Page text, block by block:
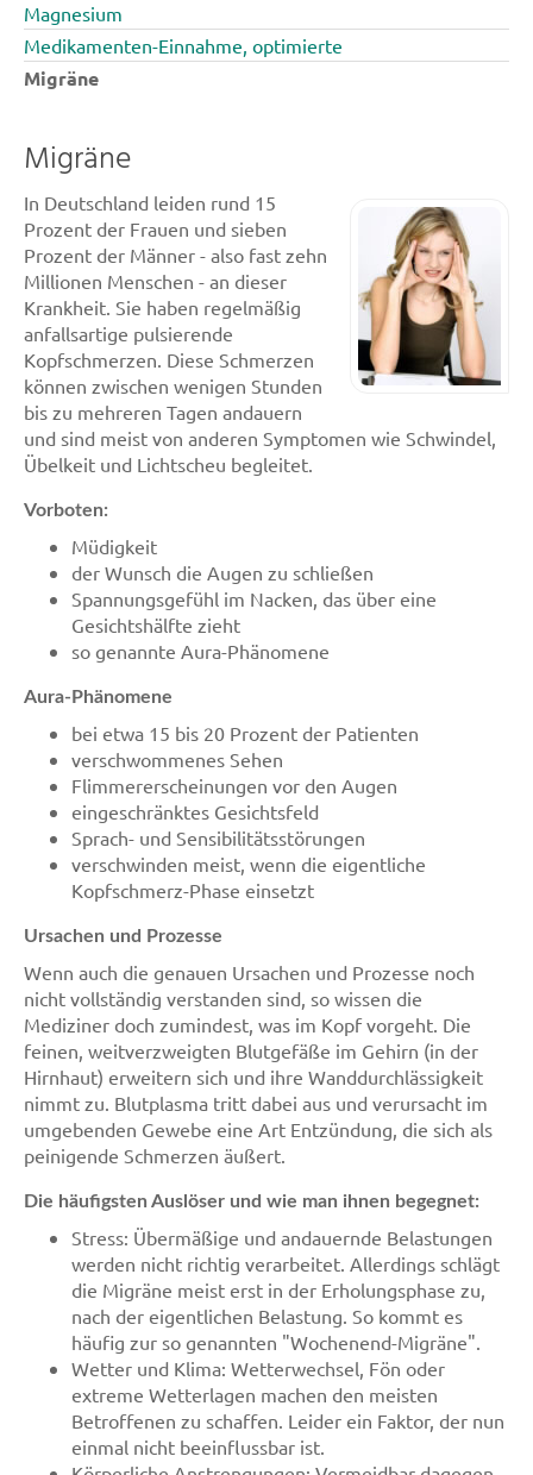
Magnesium
Medikamenten-Einnahme, optimierte
Migräne
Migräne
In Deutschland leiden rund 15
Prozent der Frauen und sieben
Prozent der Männer - also fast zehn
Millionen Menschen - an dieser
Krankheit. Sie haben regelmäßig
anfallsartige pulsierende
Kopfschmerzen. Diese Schmerzen
können zwischen wenigen Stunden
bis zu mehreren Tagen andauern
und sind meist von anderen Symptomen wie Schwindel,
Übelkeit und Lichtscheu begleitet.
Vorboten:
Müdigkeit
der Wunsch die Augen zu schließen
Spannungsgefühl im Nacken, das über eine
Gesichtshälfte zieht
so genannte Aura-Phänomene
Aura-Phänomene
bei etwa 15 bis 20 Prozent der Patienten
verschwommenes Sehen
Flimmererscheinungen vor den Augen
eingeschränktes Gesichtsfeld
Sprach- und Sensibilitätsstörungen
verschwinden meist, wenn die eigentliche
Kopfschmerz-Phase einsetzt
Ursachen und Prozesse
Wenn auch die genauen Ursachen und Prozesse noch
nicht vollständig verstanden sind, so wissen die
Mediziner doch zumindest, was im Kopf vorgeht. Die
feinen, weitverzweigten Blutgefäße im Gehirn (in der
Hirnhaut) erweitern sich und ihre Wanddurchlässigkeit
nimmt zu. Blutplasma tritt dabei aus und verursacht im
umgebenden Gewebe eine Art Entzündung, die sich als
peinigende Schmerzen äußert.
Die häufigsten Auslöser und wie man ihnen begegnet:
Stress: Übermäßige und andauernde Belastungen
werden nicht richtig verarbeitet. Allerdings schlägt
die Migräne meist erst in der Erholungsphase zu,
nach der eigentlichen Belastung. So kommt es
häufig zur so genannten "Wochenend-Migräne".
Wetter und Klima: Wetterwechsel, Fön oder
extreme Wetterlagen machen den meisten
Betroffenen zu schaffen. Leider ein Faktor, der nun
einmal nicht beeinflussbar ist.